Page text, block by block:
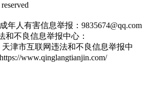
年人有害信息举报：9835674@qq.com
和不良信息举报中心：
天津市互联网违法和不良信息举报中
www.qinglangtianjin.com/